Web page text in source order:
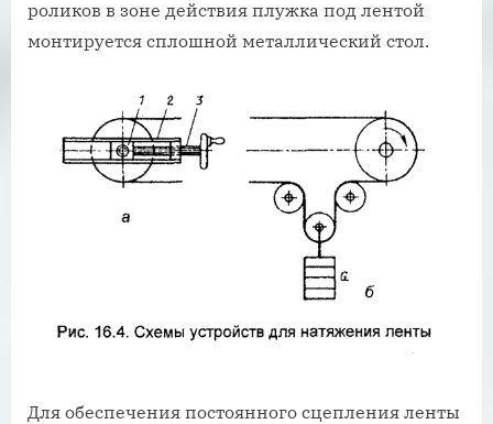
роликов в зоне действия плужка под лентой
монтируется сплошной металлический стол.
Для обеспечения постоянного сцепления ленты